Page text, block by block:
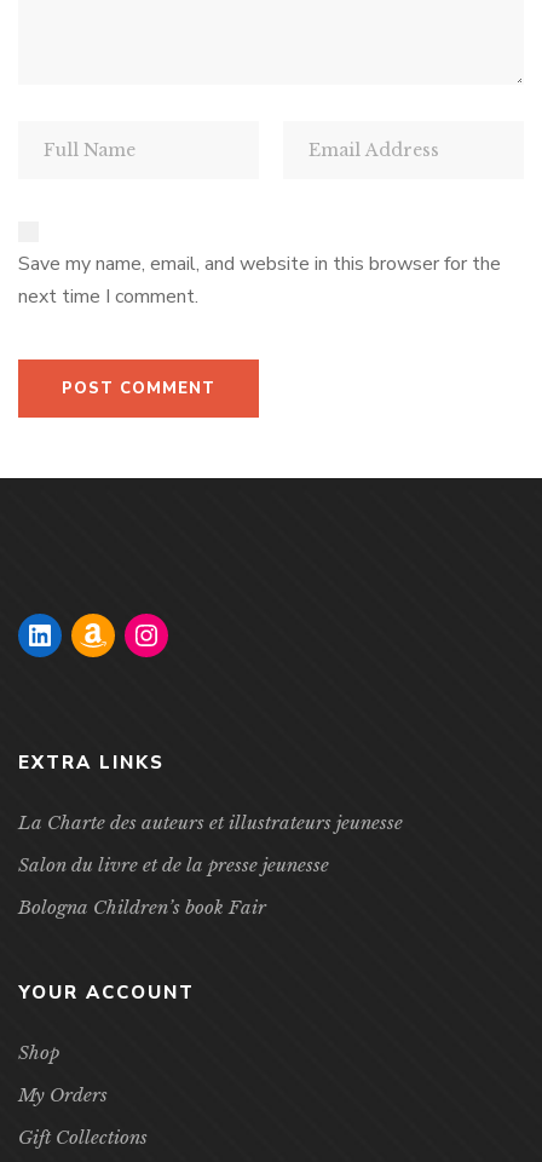
Save my name, email, and website in this browser for the
next time I comment.
EXTRA LINKS
La Charte des auteurs et illustrateurs jeunesse
Salon du livre et de la presse jeunesse
Bologna Children’s book Fair
YOUR ACCOUNT
Shop
My Orders
Gift Collections